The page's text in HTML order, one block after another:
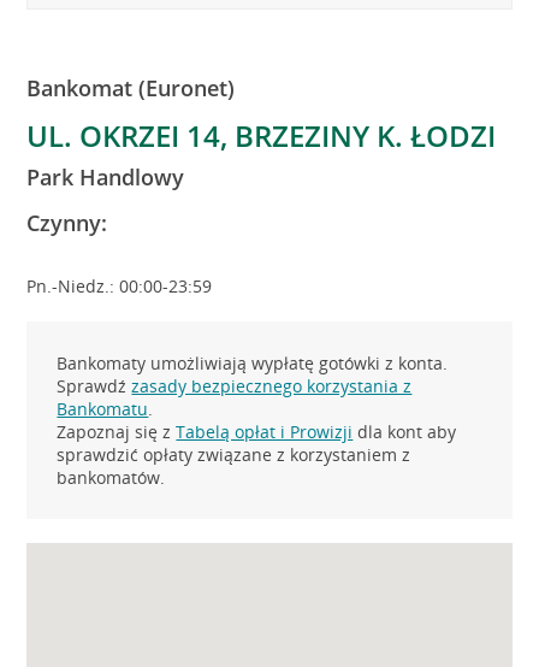
Bankomat (Euronet)
UL. OKRZEI 14, BRZEZINY K. ŁODZI
Park Handlowy
Czynny:
Pn.-Niedz.: 00:00-23:59
Bankomaty umożliwiają wypłatę gotówki z konta.
Sprawdźzasady bezpiecznego korzystania z
Bankomatu.
Zapoznaj się zTabelą opłat i Prowizji dla kont aby
sprawdzić opłaty związane z korzystaniem z
bankomatów.